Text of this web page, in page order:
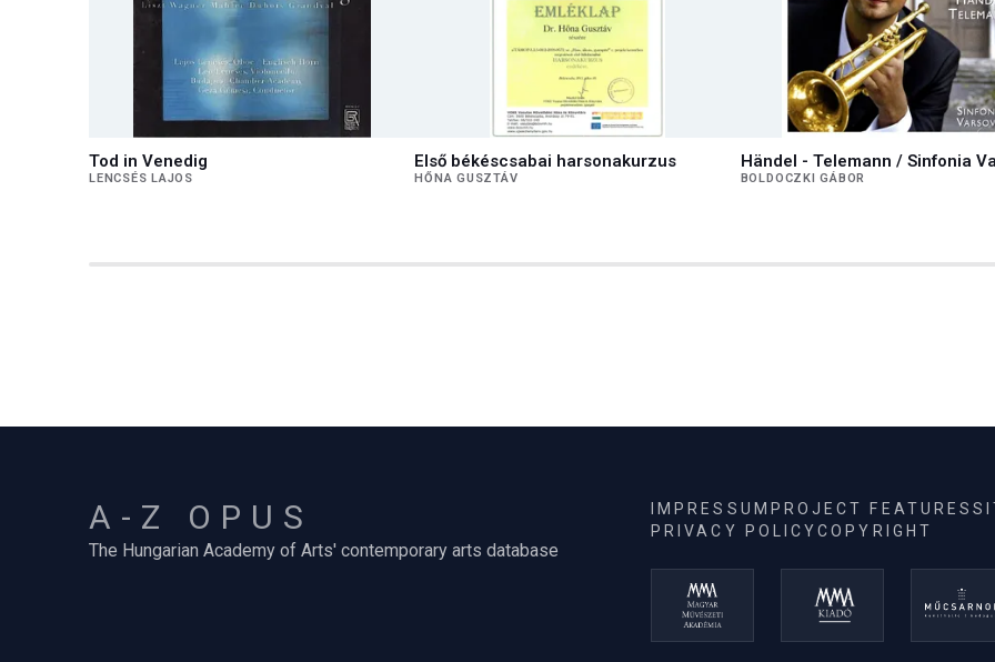
Tod in Venedig
LENCSÉS LAJOS
Első békéscsabai harsonakurzus
HŐNA GUSZTÁV
Händel - Telemann / Sinfonia
BOLDOCZKI GÁBOR
A-Z OPUS
The Hungarian Academy of Arts' contemporary arts database
IMPRESSUM PROJECT FEATURES
PRIVACY POLICYCOPYRIGHT